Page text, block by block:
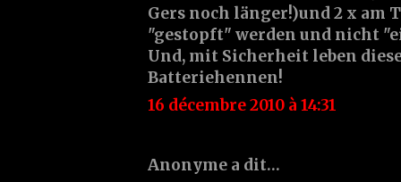
Gers noch länger!)und 2 x am
"gestopft" werden und nicht
Und, mit Sicherheit leben
Batteriehennen!
16 décembre 2010 à 14:31
Anonyme a dit…